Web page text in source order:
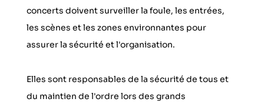
concerts doivent surveiller la foule, les entrées,
les scènes et les zones environnantes pour
assurer la sécurité et l'organisation.
Elles sont responsables de la sécurité de tous et
du maintien de l'ordre lors des grands